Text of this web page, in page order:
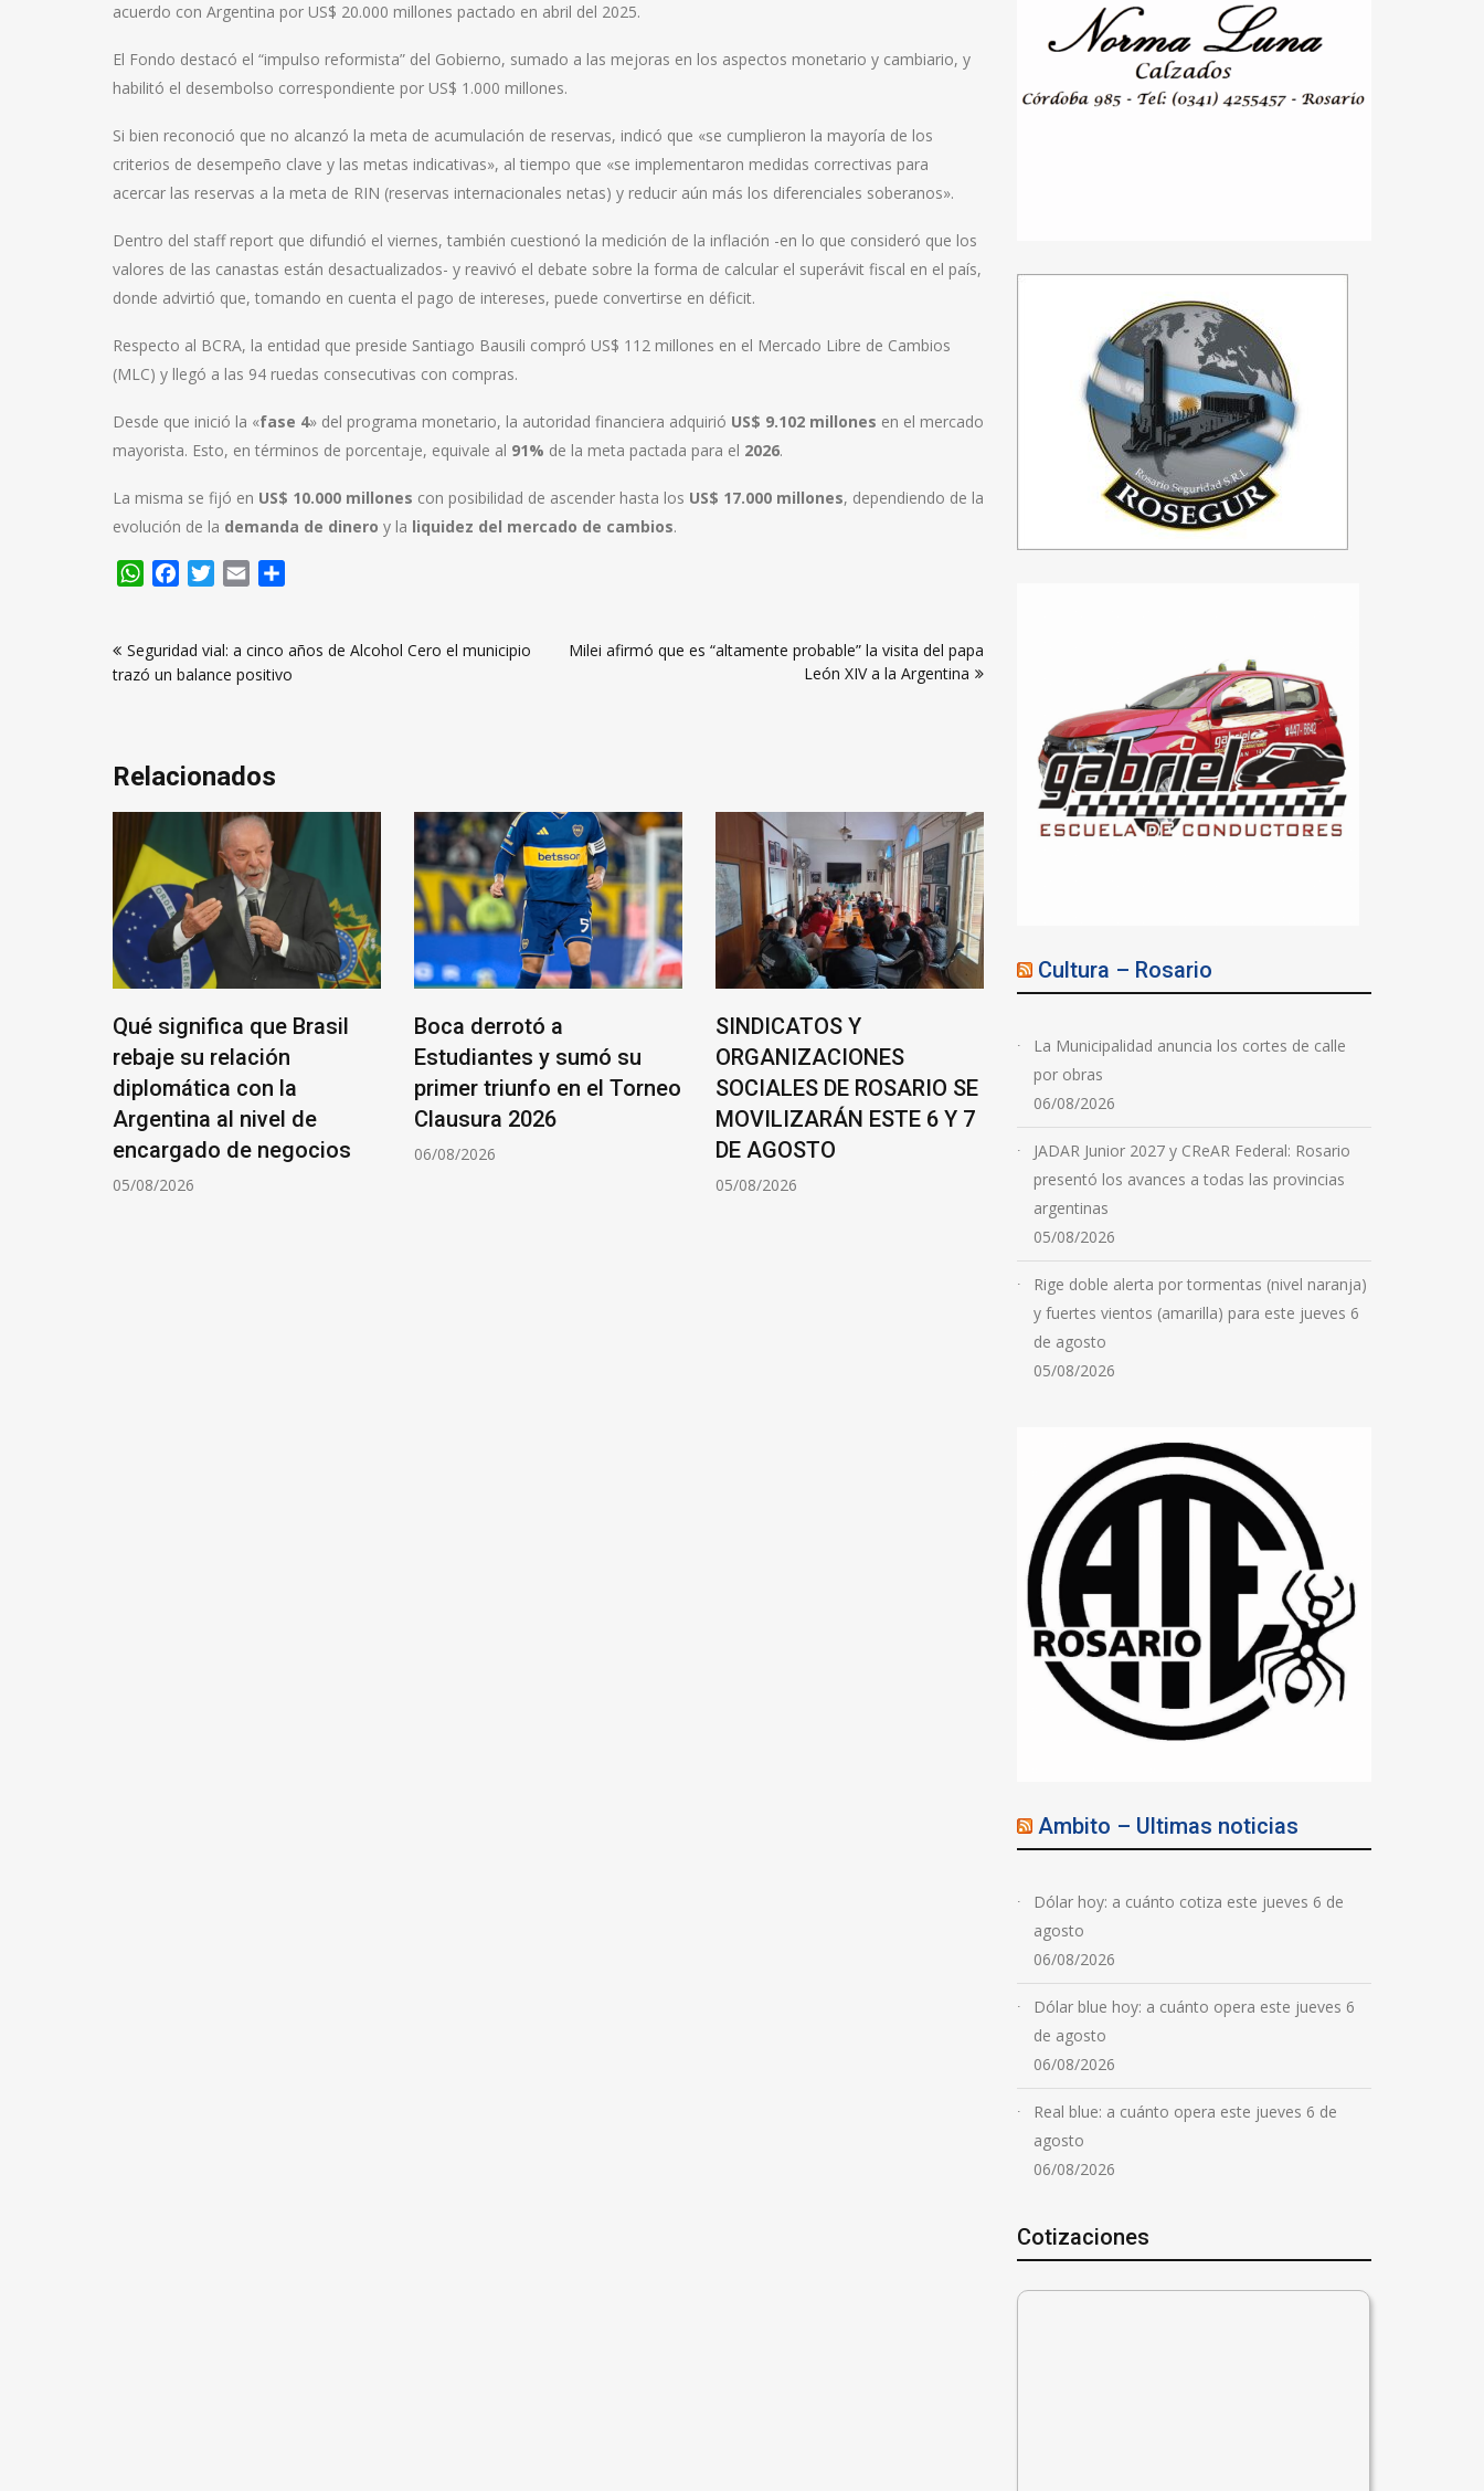
acuerdo con Argentina por US$ 20.000 millones pactado en abril del 2025.
El Fondo destacó el “impulso reformista” del Gobierno, sumado a las mejoras en los aspectos monetario y cambiario, y
habilitó el desembolso correspondiente por US$ 1.000 millones.
Si bien reconoció que no alcanzó la meta de acumulación de reservas, indicó que «se cumplieron la mayoría de los
criterios de desempeño clave y las metas indicativas», al tiempo que «se implementaron medidas correctivas para
acercar las reservas a la meta de RIN (reservas internacionales netas) y reducir aún más los diferenciales soberanos».
Dentro del staff report que difundió el viernes, también cuestionó la medición de la inflación -en lo que consideró que los
valores de las canastas están desactualizados- y reavivó el debate sobre la forma de calcular el superávit fiscal en el país,
donde advirtió que, tomando en cuenta el pago de intereses, puede convertirse en déficit.
Respecto al BCRA, la entidad que preside Santiago Bausili compró US$ 112 millones en el Mercado Libre de Cambios
(MLC) y llegó a las 94 ruedas consecutivas con compras.
Desde que inició la «fase 4» del programa monetario, la autoridad financiera adquirió US$ 9.102 millones en el mercado
mayorista. Esto, en términos de porcentaje, equivale al 91% de la meta pactada para el 2026.
La misma se fijó en US$ 10.000 millones con posibilidad de ascender hasta los US$ 17.000 millones, dependiendo de la
evolución de la demanda de dinero y la liquidez del mercado de cambios.
WhatsApp
FacebookTwitter
Email
deSeguridad vial: a cinco años de Alcohol Cero el municipio
trazó un balance positivo
Milei afirmó que es “altamente probable” la visita del papa
León XIV a la Argentina
Relacionados
Qué significa que Brasil
rebaje su relación
diplomática con la
Argentina al nivel de
encargado de negocios
05/08/2026
Boca derrotó a
Estudiantes y sumó su
primer triunfo en el Torneo
Clausura 2026
06/08/2026
SINDICATOS Y
ORGANIZACIONES
SOCIALES DE ROSARIO SE
MOVILIZARÁN ESTE 6 Y 7
DE AGOSTO
05/08/2026
romper el sendero bajista
y anotar un leve rebote:
proyecciones
05/08/2026
Cultura – Rosario
La Municipalidad anuncia los cortes de calle
por obras
06/08/2026
JADAR Junior 2027 y CReAR Federal: Rosario
presentó los avances a todas las provincias
argentinas
05/08/2026
Rige doble alerta por tormentas (nivel naranja)
y fuertes vientos (amarilla) para este jueves 6
de agosto
05/08/2026
Ambito – Ultimas noticias
Dólar hoy: a cuánto cotiza este jueves 6 de
agosto
06/08/2026
Dólar blue hoy: a cuánto opera este jueves 6
de agosto
06/08/2026
Real blue: a cuánto opera este jueves 6 de
agosto
06/08/2026
Cotizaciones